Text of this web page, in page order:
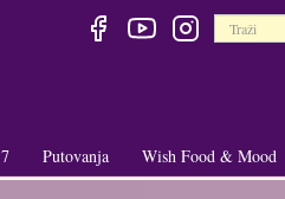
+
Putovanja
+
Wish Food & Mood